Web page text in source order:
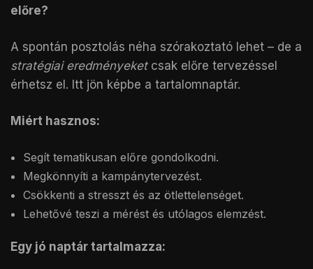
előre?
A spontán posztolás néha szórakoztató lehet – de a
stratégiai eredményeketcsak előre tervezéssel
érhetsz el. Itt jön képbe a tartalomnaptár.
Miért hasznos:
Segít tematikusan előre gondolkodni.
Megkönnyíti a kampánytervezést.
Csökkenti a stresszt és az ötlettelenséget.
Lehetővé teszi a mérést és utólagos elemzést.
Egy jó naptár tartalmazza: